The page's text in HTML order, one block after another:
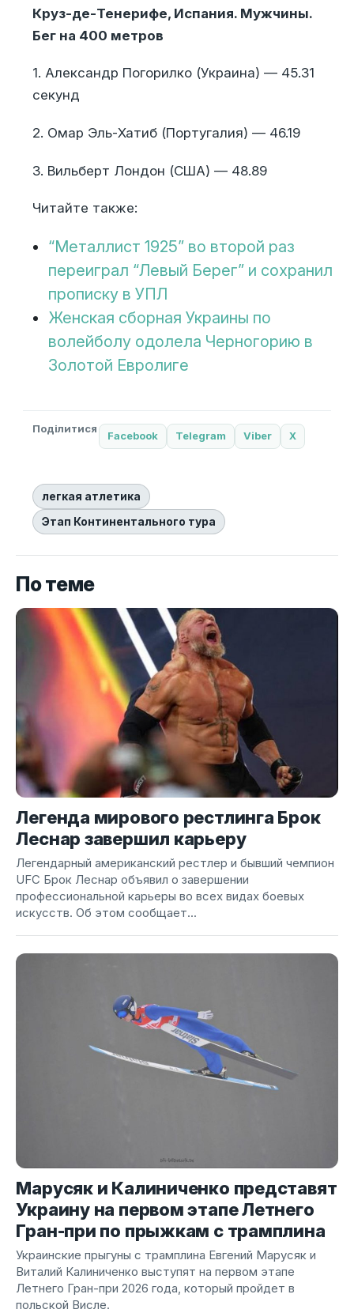
Круз-де-Тенерифе, Испания. Мужчины.
Бег на 400 метров
1. Александр Погорилко (Украина) — 45.31
секунд
2. Омар Эль-Хатиб (Португалия) — 46.19
3. Вильберт Лондон (США) — 48.89
Читайте также:
“Металлист 1925” во второй раз
переиграл “Левый Берег” и сохранил
прописку в УПЛ
Женская сборная Украины по
волейболу одолела Черногорию в
Золотой Евролиге
Поділитися
Facebook Telegram Viber X
легкая атлетика
Этап Континентального тура
По теме
Легенда мирового рестлинга Брок
Леснар завершил карьеру
Легендарный американский рестлер и бывший чемпион
UFC Брок Леснар объявил о завершении
профессиональной карьеры во всех видах боевых
искусств. Об этом сообщает...
Марусяк и Калиниченко представят
Украину на первом этапе Летнего
Гран-при по прыжкам с трамплина
Украинские прыгуны с трамплина Евгений Марусяк и
Виталий Калиниченко выступят на первом этапе
Летнего Гран-при 2026 года, который пройдет в
польской Висле.